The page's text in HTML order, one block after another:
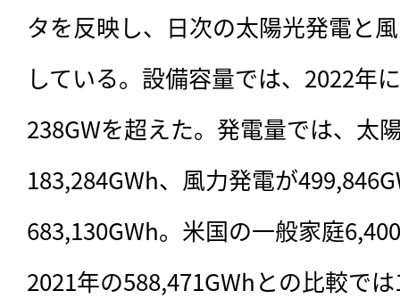
タを反映し、日次の太陽光発電と
している。設備容量では、2022年
238GWを超えた。発電量では、太
183,284GWh、風力発電が
683,130GWh。米国の一般家庭
2021年の588,471GWhとの比較で